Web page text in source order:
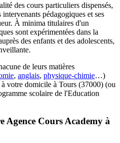
des cours particuliers dispensés,
pédagogiques et ses
À minima titulaires d'un
sont expérimentées dans la
des enfants et des adolescents,
de leurs matières
, anglais, physique-chimie…)
votre domicile à Tours (37000) (ou
scolaire de l'Education
Agence Cours Academy à